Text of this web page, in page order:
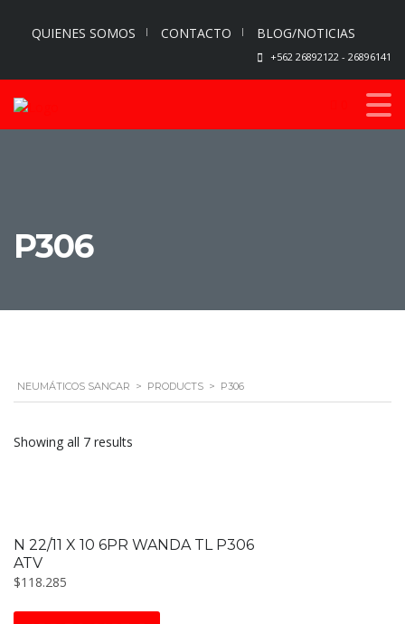
QUIENES SOMOS CONTACTO BLOG/NOTICIAS
+562 26892122 - 26896141
P306
NEUMÁTICOS SANCAR > PRODUCTS > P306
Showing all 7 results
N 22/11 X 10 6PR WANDA TL P306
ATV
$118.285